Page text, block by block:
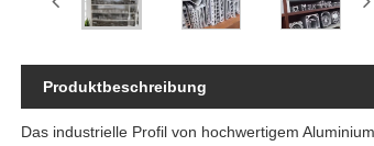
Produktbeschreibung
Das industrielle Profil von hochwertigem